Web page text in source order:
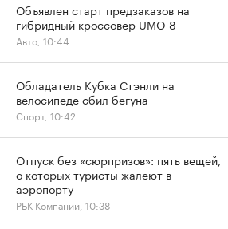
Объявлен старт предзаказов на
гибридный кроссовер UMO 8
Авто, 10:44
Обладатель Кубка Стэнли на
велосипеде сбил бегуна
Спорт, 10:42
Отпуск без «сюрпризов»: пять вещей,
о которых туристы жалеют в
аэропорту
РБК Компании, 10:38